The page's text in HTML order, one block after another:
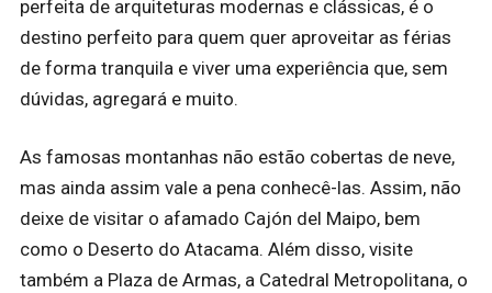
perfeita de arquiteturas modernas e clássicas, é o
destino perfeito para quem quer aproveitar as férias
de forma tranquila e viver uma experiência que, sem
dúvidas, agregará e muito.
As famosas montanhas não estão cobertas de neve,
mas ainda assim vale a pena conhecê-las. Assim, não
deixe de visitar o afamado Cajón del Maipo, bem
como o Deserto do Atacama. Além disso, visite
também a Plaza de Armas, a Catedral Metropolitana, o